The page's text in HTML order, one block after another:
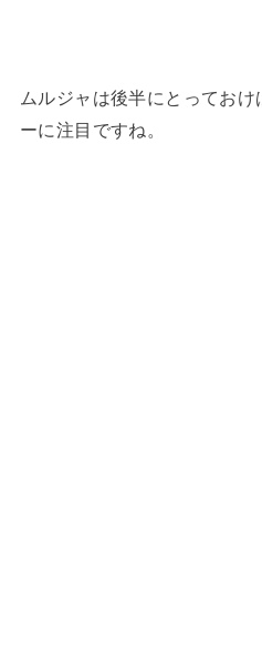
ムルジャは後半にとってお
ーに注目ですね。